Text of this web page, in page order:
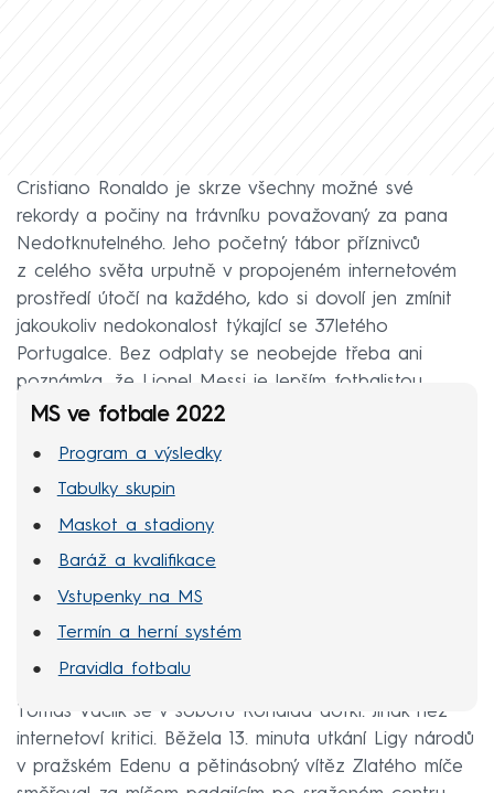
Cristiano Ronaldo je skrze všechny možné své
rekordy a počiny na trávníku považovaný za pana
Nedotknutelného. Jeho početný tábor příznivců
z celého světa urputně v propojeném internetovém
prostředí útočí na každého, kdo si dovolí jen zmínit
jakoukoliv nedokonalost týkající se 37letého
Portugalce. Bez odplaty se neobejde třeba ani
poznámka, že Lionel Messi je lepším fotbalistou.
MS ve fotbale 2022
Program a výsledky
Tabulky skupin
Maskot a stadiony
Baráž a kvalifikace
Vstupenky na MS
Termín a herní systém
Pravidla fotbalu
Tomáš Vaclík se v sobotu Ronalda dotkl. Jinak než
internetoví kritici. Běžela 13. minuta utkání Ligy národů
v pražském Edenu a pětinásobný vítěz Zlatého míče